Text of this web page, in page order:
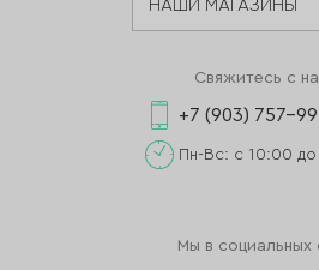
Свяжитесь с
+7 (903) 757-
Пн-Вс: с 10:00
Мы в социальных